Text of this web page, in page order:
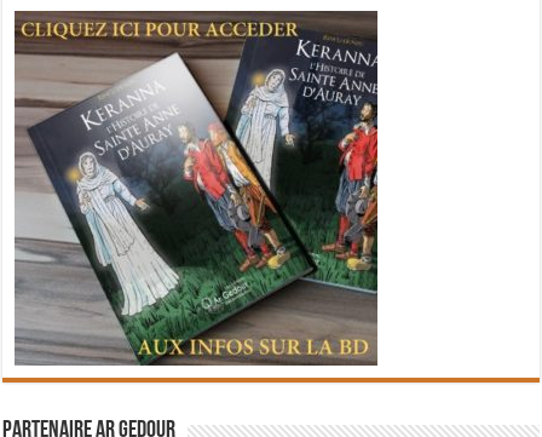
Partenaire Ar Gedour